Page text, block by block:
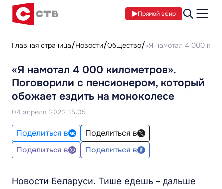
Прямой эфир
Главная страница Новости Общество «Я намотал 4 000
«Я намотал 4 000 километров».
Поговорили с пенсионером, который
обожает ездить на моноколесе
04 апреля 2022 15:05
Поделиться в
Поделиться в
Поделиться в
Поделиться в
Новости Беларуси. Тише едешь – дальше